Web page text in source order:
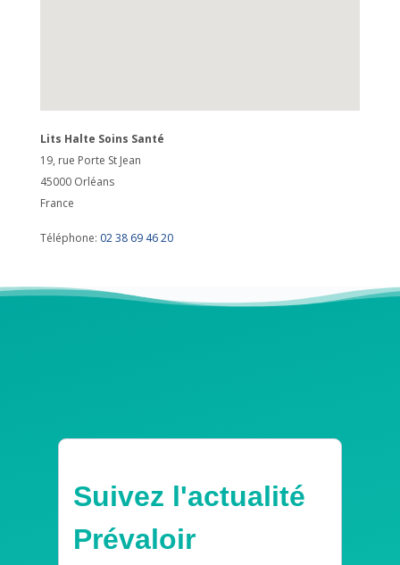
Lits Halte Soins Santé
19, rue Porte St Jean
45000 Orléans
France
Téléphone: 02 38 69 46 20